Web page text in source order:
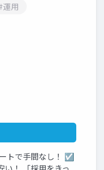
運用
トで手間なし！ ☑